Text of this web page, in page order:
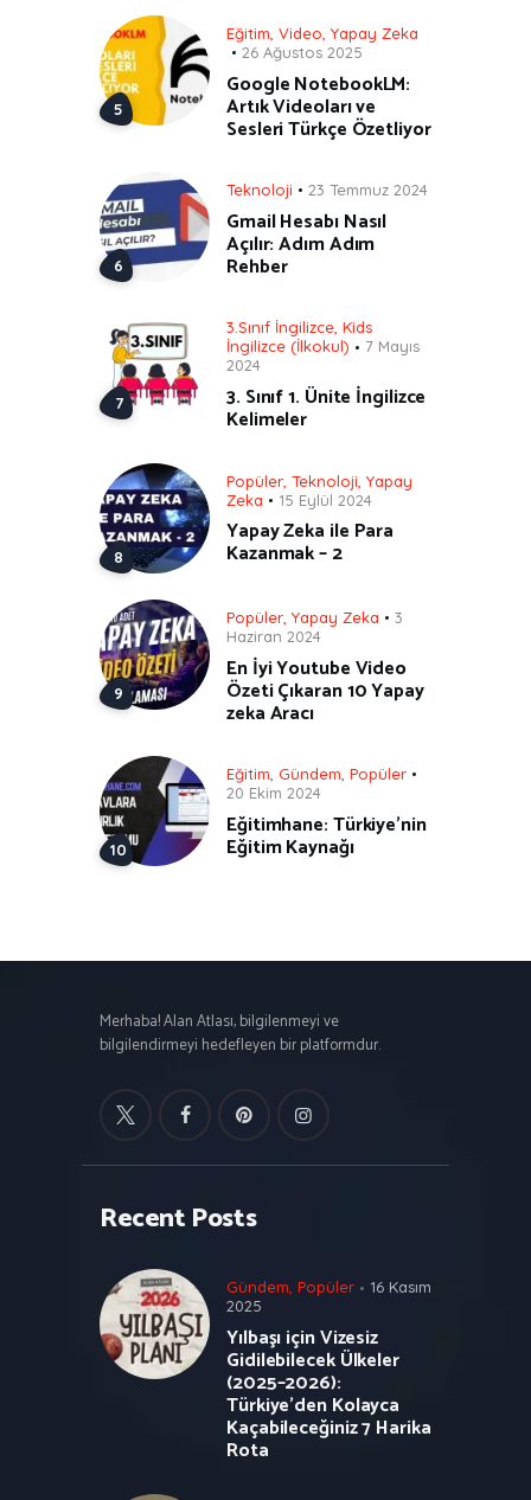
Eğitim Video Yapay Zeka
26 Ağustos 2025
Google NotebookLM:
Artık Videoları ve
Sesleri Türkçe Özetliyor
Teknoloji 23 Temmuz 2024
Gmail Hesabı Nasıl
Açılır: Adım Adım
Rehber
3.Sınıf İngilizce, Kids
İngilizce (İlkokul)
7 Mayıs
2024
3. Sınıf 1. Ünite İngilizce
Kelimeler
Popüler Teknoloji Yapay
Zeka
15 Eylül 2024
Yapay Zeka ile Para
Kazanmak – 2
Popüler Yapay Zeka
3
Haziran 2024
En İyi Youtube Video
Özeti Çıkaran 10 Yapay
zeka Aracı
Eğitim Gündem Popüler
20 Ekim 2024
Eğitimhane: Türkiye’nin
Eğitim Kaynağı
Merhaba! Alan Atlası, bilgilenmeyi ve
bilgilendirmeyi hedefleyen bir platformdur.
Recent Posts
Gündem, Popüler
16 Kasım
2025
Yılbaşı için Vizesiz
Gidilebilecek Ülkeler
(2025–2026):
Türkiye’den Kolayca
Kaçabileceğiniz 7 Harika
Rota